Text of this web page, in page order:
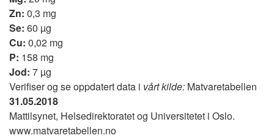
Zn: 0,3 mg
Se: 60 µg
Cu: 0,02 mg
P: 158 mg
Jod: 7 µg
Verifiser og se oppdatert data i vårt kilde: Matvaretabellen
31.05.2018
Mattilsynet, Helsedirektoratet og Universitetet i Oslo.
www.matvaretabellen.no